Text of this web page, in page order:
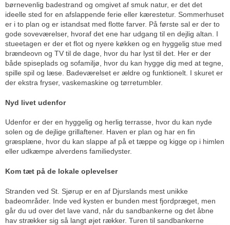
børnevenlig badestrand og omgivet af smuk natur, er det det
ideelle sted for en afslappende ferie eller kærestetur. Sommerhuset
er i to plan og er istandsat med flotte farver. På første sal er der to
gode soveværelser, hvoraf det ene har udgang til en dejlig altan. I
stueetagen er der et flot og nyere køkken og en hyggelig stue med
brændeovn og TV til de dage, hvor du har lyst til det. Her er der
både spiseplads og sofamiljø, hvor du kan hygge dig med at tegne,
spille spil og læse. Badeværelset er ældre og funktionelt. I skuret er
der ekstra fryser, vaskemaskine og tørretumbler.
Nyd livet udenfor
Udenfor er der en hyggelig og herlig terrasse, hvor du kan nyde
solen og de dejlige grillaftener. Haven er plan og har en fin
græsplæne, hvor du kan slappe af på et tæppe og kigge op i himlen
eller udkæmpe alverdens familiedyster.
Kom tæt på de lokale oplevelser
Stranden ved St. Sjørup er en af Djurslands mest unikke
badeområder. Inde ved kysten er bunden mest fjordpræget, men
går du ud over det lave vand, når du sandbankerne og det åbne
hav strækker sig så langt øjet rækker. Turen til sandbankerne